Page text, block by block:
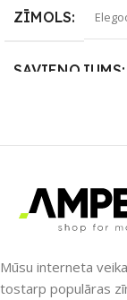
ZĪMOLS
SAVIENOJUMS
UZREIZ
Mūsu interneta
tostarp populāras